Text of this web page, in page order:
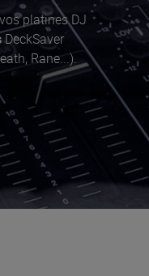
platines DJ
DeckSaver
Rane...).